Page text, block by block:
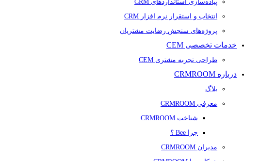
پیاده‌سازی استانداردهای CRM
انتخاب و استقرار نرم افزار CRM
پروژه‌های سنجش رضایت مشتریان
خدمات تخصصی CEM
طراحی تجربه مشتری CEM
درباره CRMROOM
بلاگ
معرفی CRMROOM
شناخت CRMROOM
چرا Bee ؟
مدیران CRMROOM